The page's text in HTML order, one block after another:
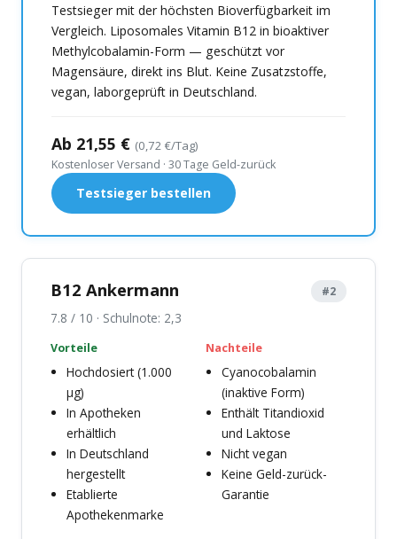
Testsieger mit der höchsten Bioverfügbarkeit im
Vergleich. Liposomales Vitamin B12 in bioaktiver
Methylcobalamin-Form — geschützt vor
Magensäure, direkt ins Blut. Keine Zusatzstoffe,
vegan, laborgeprüft in Deutschland.
Ab 21,55 € (0,72 €/Tag)
Kostenloser Versand · 30 Tage Geld-zurück
Testsieger bestellen
B12 Ankermann
7.8 / 10 · Schulnote: 2,3
#2
Vorteile
Hochdosiert (1.000
µg)
In Apotheken
erhältlich
In Deutschland
hergestellt
Etablierte
Apothekenmarke
Nachteile
Cyanocobalamin
(inaktive Form)
Enthält Titandioxid
und Laktose
Nicht vegan
Keine Geld-zurück-
Garantie